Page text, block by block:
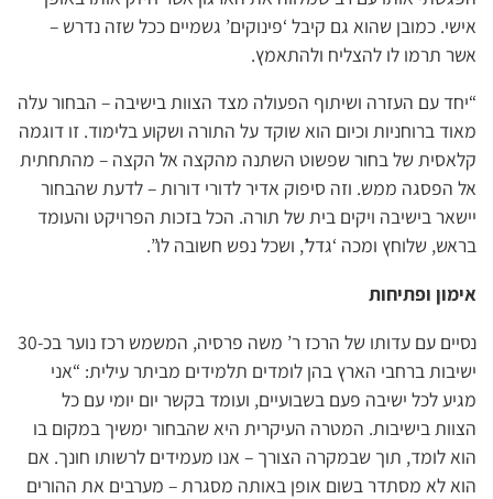
אישי. כמובן שהוא גם קיבל ‘פינוקים’ גשמיים ככל שזה נדרש –
אשר תרמו לו להצליח ולהתאמץ.
“יחד עם העזרה ושיתוף הפעולה מצד הצוות בישיבה – הבחור עלה
מאוד ברוחניות וכיום הוא שוקד על התורה ושקוע בלימוד. זו דוגמה
קלאסית של בחור שפשוט השתנה מהקצה אל הקצה – מהתחתית
אל הפסגה ממש. וזה סיפוק אדיר לדורי דורות – לדעת שהבחור
יישאר בישיבה ויקים בית של תורה. הכל בזכות הפרויקט והעומד
בראש, שלוחץ ומכה ‘גדל’, ושכל נפש חשובה לו”.
אימון ופתיחות
נסיים עם עדותו של הרכז ר’ משה פרסיה, המשמש רכז נוער בכ-30
ישיבות ברחבי הארץ בהן לומדים תלמידים מביתר עילית: “אני
מגיע לכל ישיבה פעם בשבועיים, ועומד בקשר יום יומי עם כל
הצוות בישיבות. המטרה העיקרית היא שהבחור ימשיך במקום בו
הוא לומד, תוך שבמקרה הצורך – אנו מעמידים לרשותו חונך. אם
הוא לא מסתדר בשום אופן באותה מסגרת – מערבים את ההורים